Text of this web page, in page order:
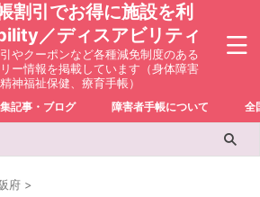
割引でお得に施設を利
／ディスアビリティ
やクーポンなど各種減免制度のある
ー情報を掲載しています（身体障害
神福祉保健、療育手帳）
記事・ブログ 障害者手帳について 全
府 >